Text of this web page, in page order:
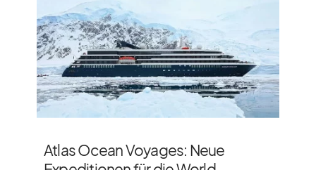
Atlas Ocean Voyages: Neue